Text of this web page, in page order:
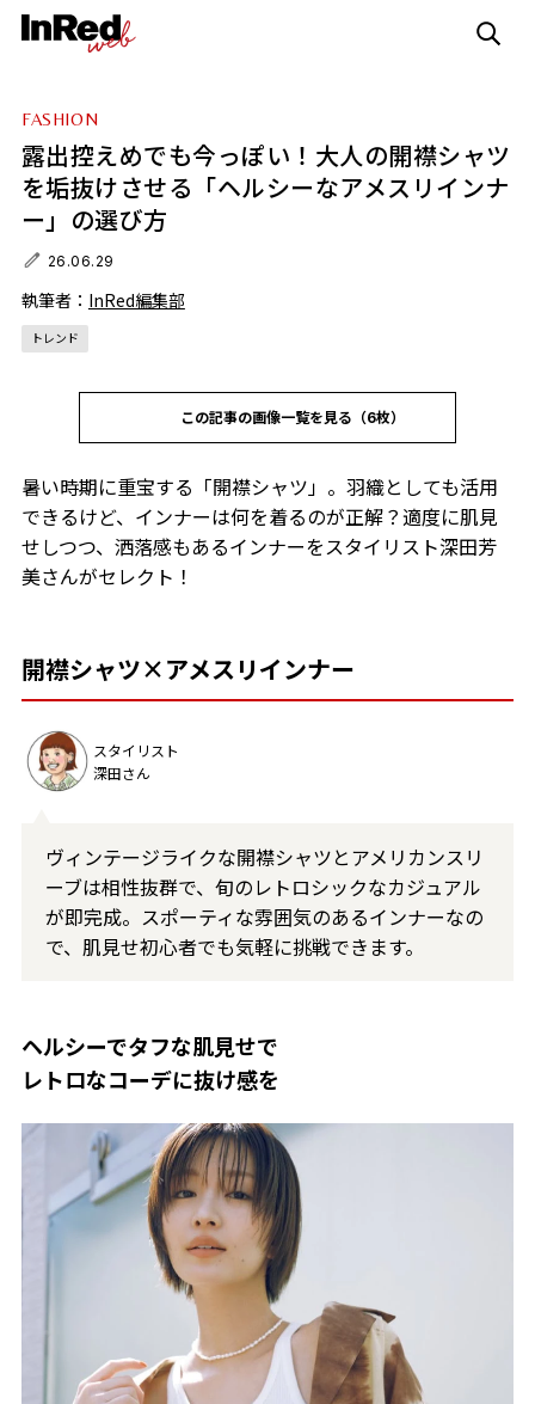
FASHION
露出控えめでも今っぽい！大人の開襟シャツ
を垢抜けさせる「ヘルシーなアメスリインナ
ー」の選び方
26.06.29
執筆者： InRed編集部
トレンド
この記事の画像一覧を見る（6枚）
暑い時期に重宝する「開襟シャツ」。羽織としても活用
できるけど、インナーは何を着るのが正解？適度に肌見
せしつつ、洒落感もあるインナーをスタイリスト深田芳
美さんがセレクト！
開襟シャツ×アメスリインナー
スタイリスト
深田さん
ヴィンテージライクな開襟シャツとアメリカンスリ
ーブは相性抜群で、旬のレトロシックなカジュアル
が即完成。スポーティな雰囲気のあるインナーなの
で、肌見せ初心者でも気軽に挑戦できます。
ヘルシーでタフな肌見せで
レトロなコーデに抜け感を